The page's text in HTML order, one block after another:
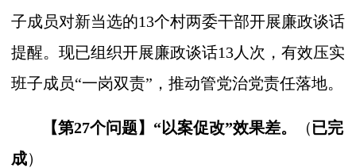
子成员对新当选的13个村两委干部开展廉政谈话
提醒。现已组织开展廉政谈话13人次，有效压实
班子成员“一岗双责”，推动管党治党责任落地。
【第27个问题】 “以案促改”效果差。 （已完
成）